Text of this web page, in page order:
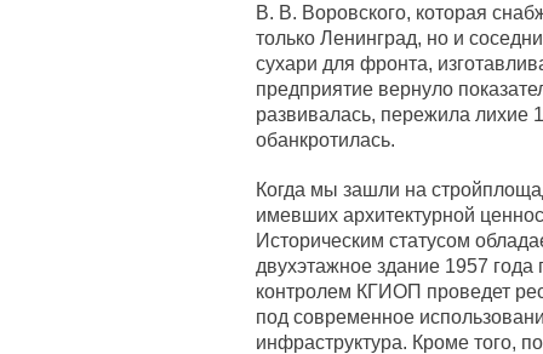
В. В. Воровского, которая
только Ленинград, но и
сухари для фронта,
предприятие вернуло
развивалась, пережила лихие
обанкротилась.
Когда мы зашли на
имевших архитектурной
Историческим статусом
двухэтажное здание 1957
контролем КГИОП проведет
под современное
инфраструктура. Кроме того,